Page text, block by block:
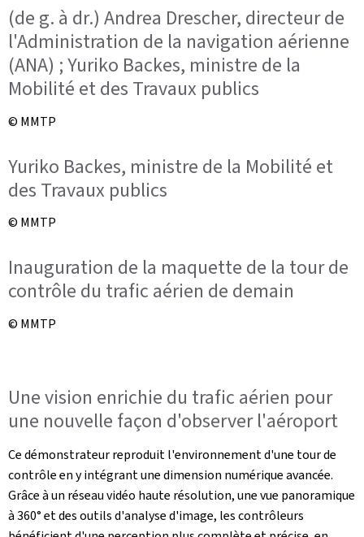
(de g. à dr.) Andrea Drescher, directeur de
l'Administration de la navigation aérienne
(ANA) ; Yuriko Backes, ministre de la
Mobilité et des Travaux publics
© MMTP
Yuriko Backes, ministre de la Mobilité et
des Travaux publics
© MMTP
Inauguration de la maquette de la tour de
contrôle du trafic aérien de demain
© MMTP
Une vision enrichie du trafic aérien pour
une nouvelle façon d'observer l'aéroport
Ce démonstrateur reproduit l'environnement d'une tour de
contrôle en y intégrant une dimension numérique avancée.
Grâce à un réseau vidéo haute résolution, une vue panoramique
à 360° et des outils d'analyse d'image, les contrôleurs